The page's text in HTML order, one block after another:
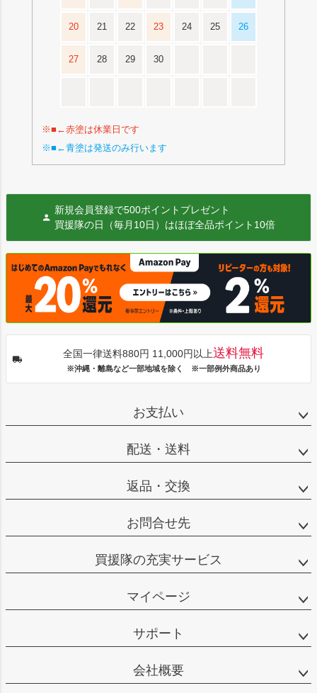
20 21 22 23 24 25 26
27 28 29 30
※■←赤塗は休業日です
※■←青塗は発送のみ行います
新規会員登録で500ポイントプレゼント
買援隊の日（毎月10日）はほぼ全品ポイント10倍
全国一律送料880円 11,000円以上送料無料
※沖縄・離島など一部地域を除く ※一部例外商品あり
お支払い
配送・送料
返品・交換
お問合せ先
買援隊の充実サービス
マイページ
サポート
会社概要